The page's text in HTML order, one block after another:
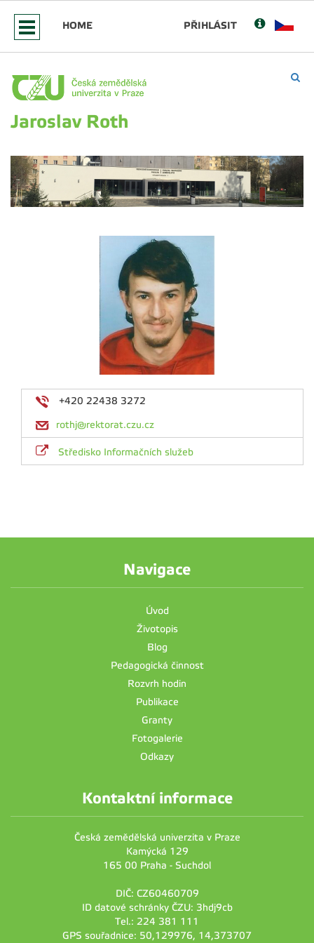
HOME PŘIHLÁSIT
Jaroslav Roth
+420 22438 3272
rothj@rektorat.czu.cz
Středisko Informačních služeb
Navigace
Úvod
Životopis
Blog
Pedagogická činnost
Rozvrh hodin
Publikace
Granty
Fotogalerie
Odkazy
Kontaktní informace
Česká zemědělská univerzita v Praze
Kamýcká 129
165 00 Praha - Suchdol
DIČ: CZ60460709
ID datové schránky ČZU: 3hdj9cb
Tel.: 224 381 111
GPS souřadnice: 50,129976, 14,373707